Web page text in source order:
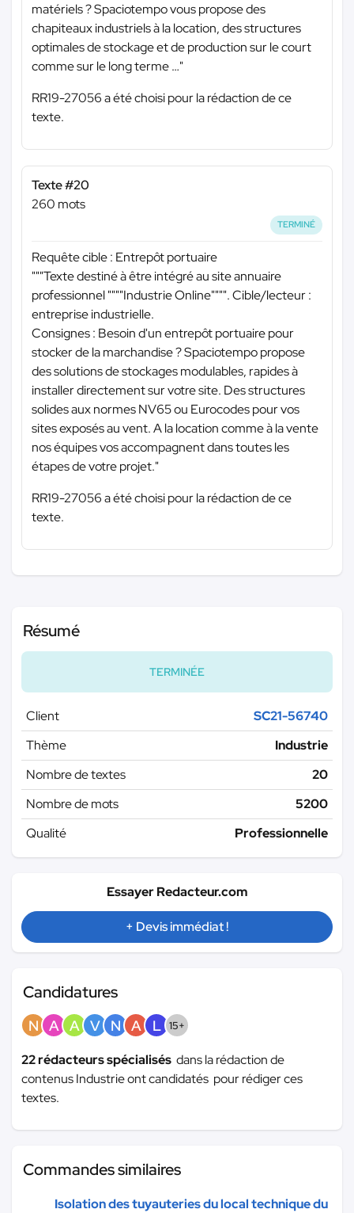
matériels ? Spaciotempo vous propose des
chapiteaux industriels à la location, des structures
optimales de stockage et de production sur le court
comme sur le long terme …"
RR19-27056 a été choisi pour la rédaction de ce
texte.
Texte #20
260 mots
TERMINÉ
Requête cible : Entrepôt portuaire
"""Texte destiné à être intégré au site annuaire
professionnel """"Industrie Online"""". Cible/lecteur :
entreprise industrielle.
Consignes : Besoin d'un entrepôt portuaire pour
stocker de la marchandise ? Spaciotempo propose
des solutions de stockages modulables, rapides à
installer directement sur votre site. Des structures
solides aux normes NV65 ou Eurocodes pour vos
sites exposés au vent. A la location comme à la vente
nos équipes vos accompagnent dans toutes les
étapes de votre projet."
RR19-27056 a été choisi pour la rédaction de ce
texte.
Résumé
TERMINÉE
Client
SC21-56740
Thème
Industrie
Nombre de textes
20
Nombre de mots
5200
Qualité
Professionnelle
Essayer Redacteur.com
+ Devis immédiat !
Candidatures
N A A V N A L 15+
22 rédacteurs spécialisés dans la rédaction de
contenus Industrie ont candidatés pour rédiger ces
textes.
Commandes similaires
Isolation des tuyauteries du local technique du